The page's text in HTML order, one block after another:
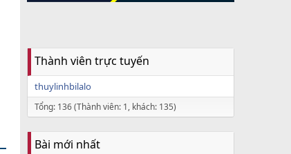
Thành viên trực tuyến
thuylinhbilalo
Tổng: 136 (Thành viên: 1, khách: 135)
Bài mới nhất